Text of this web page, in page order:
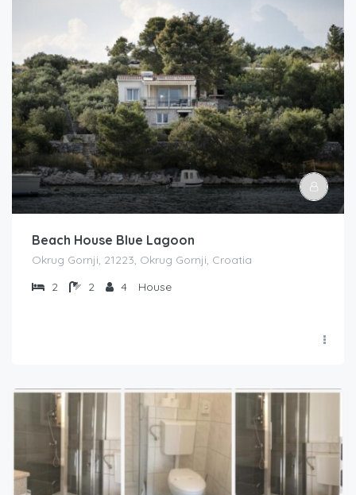
Beach House Blue Lagoon
Okrug Gornji, 21223, Okrug Gornji, Croatia
2
2 4 House